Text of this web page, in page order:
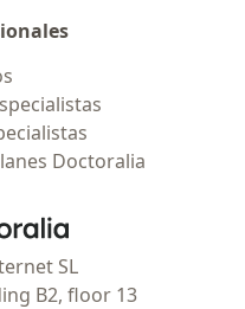
Doctoralia
- Página de inicio
SL
B2, floor 13